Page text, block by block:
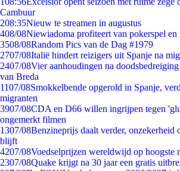
Cambuur
208:35Nieuw te streamen in augustus
408/08Niewiadoma profiteert van pokerspel
3508/08Random Pics van de Dag #1979
2707/08Italië hindert reizigers uit Spanje na
2407/08Vier aanhoudingen na
van Breda
1107/08Smokkelbende opgerold in Spanje,
migranten
3907/08CDA en D66 willen ingrijpen tegen
ongemerkt filmen
1307/08Benzineprijs daalt verder, onzekerheid
blijft
4207/08Voedselprijzen wereldwijd op hoogste
2307/08Quake krijgt na 30 jaar een gratis